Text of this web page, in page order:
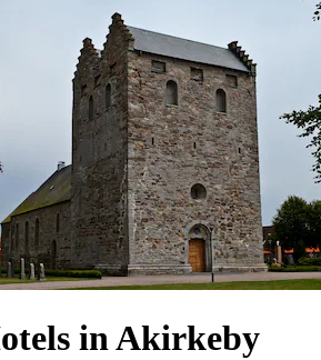
in Akirkeby